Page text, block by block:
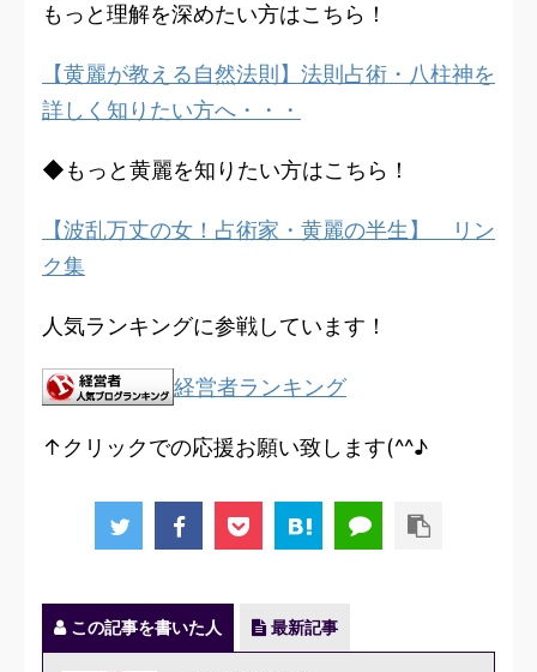
もっと理解を深めたい方はこちら！
【黄麗が教える自然法則】法則占術・八柱神を
詳しく知りたい方へ・・・
◆もっと黄麗を知りたい方はこちら！
【波乱万丈の女！占術家・黄麗の半生】 リン
ク集
人気ランキングに参戦しています！
経営者ランキング
↑クリックでの応援お願い致します(^^♪
この記事を書いた人 最新記事